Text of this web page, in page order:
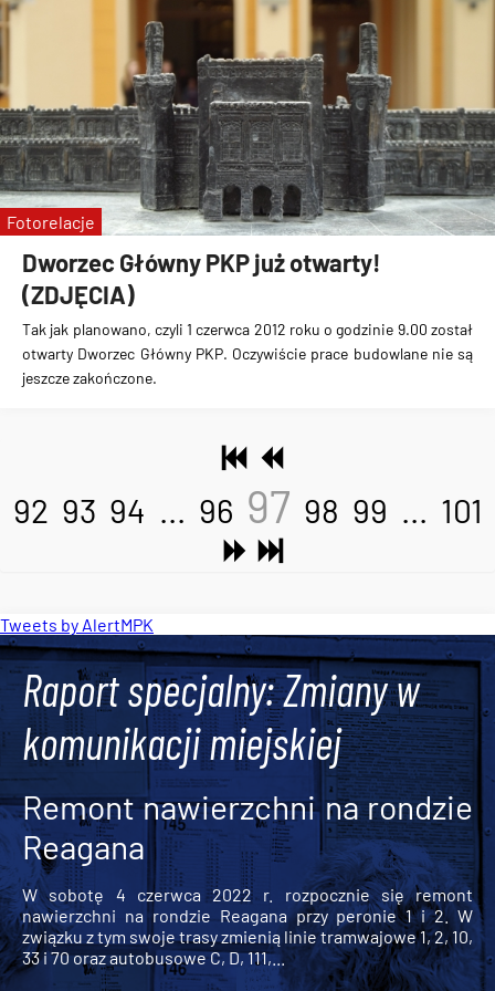
Dworzec Główny PKP już otwarty!
(ZDJĘCIA)
Tak jak planowano, czyli 1 czerwca 2012 roku o godzinie 9.00 został
otwarty Dworzec Główny PKP. Oczywiście prace budowlane nie są
jeszcze zakończone.
Fotorelacje
92 93 94 ... 96 97 98 99 ... 101
Tweets by AlertMPK
Raport specjalny: Zmiany w
komunikacji miejskiej
Remont nawierzchni na rondzie
Reagana
W sobotę 4 czerwca 2022 r. rozpocznie się remont
nawierzchni na rondzie Reagana przy peronie 1 i 2. W
związku z tym swoje trasy zmienią linie tramwajowe 1, 2, 10,
33 i 70 oraz autobusowe C, D, 111,...